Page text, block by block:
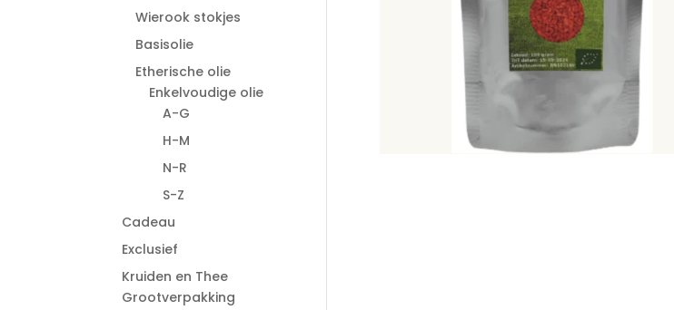
Wierook stokjes
Basisolie
Etherische olie
Enkelvoudige olie
A-G
H-M
N-R
S-Z
Cadeau
Exclusief
Kruiden en Thee
Grootverpakking